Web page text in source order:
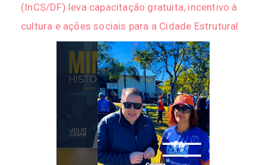
(InCS/DF) leva capacitação gratuita, incentivo à
cultura e ações sociais para a Cidade Estrutural